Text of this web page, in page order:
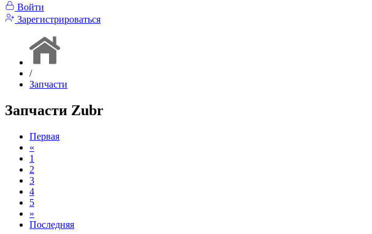
Войти
Зарегистрироваться
/
Запчасти
Запчасти Zubr
Первая
«
1
2
3
4
5
»
Последняя